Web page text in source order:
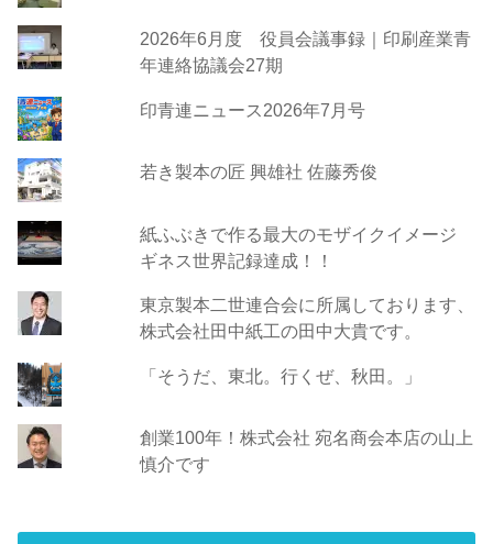
2026年6月度 役員会議事録｜印刷産業青
年連絡協議会27期
印青連ニュース2026年7月号
若き製本の匠 興雄社 佐藤秀俊
紙ふぶきで作る最大のモザイクイメージ
ギネス世界記録達成！！
東京製本二世連合会に所属しております、
株式会社田中紙工の田中大貴です。
「そうだ、東北。行くぜ、秋田。」
創業100年！株式会社 宛名商会本店の山上
慎介です